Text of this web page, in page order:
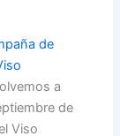
de
a
de
Viso